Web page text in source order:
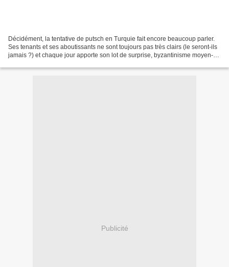
Décidément, la tentative de putsch en Turquie fait encore beaucoup parler.
Ses tenants et ses aboutissants ne sont toujours pas très clairs (le seront-ils
jamais ?) et chaque jour apporte son lot de surprise, byzantinisme moyen-
Publicité